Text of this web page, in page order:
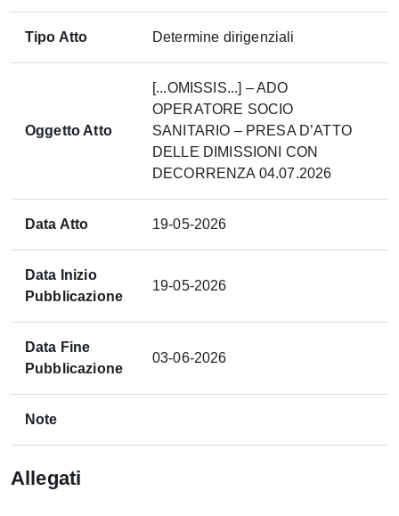
Tipo Atto Determine dirigenziali
Oggetto Atto
[...OMISSIS...] – ADO
OPERATORE SOCIO
SANITARIO – PRESA D’ATTO
DELLE DIMISSIONI CON
DECORRENZA 04.07.2026
Data Atto 19-05-2026
Data Inizio
Pubblicazione
19-05-2026
Data Fine
Pubblicazione
03-06-2026
Note
Allegati